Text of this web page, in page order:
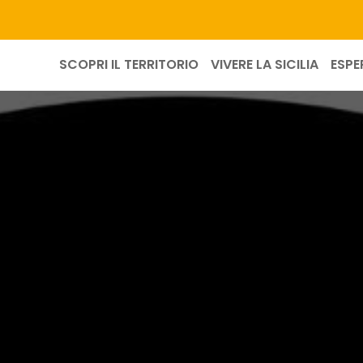
SCOPRI IL TERRITORIO VIVERE LA SICILIA